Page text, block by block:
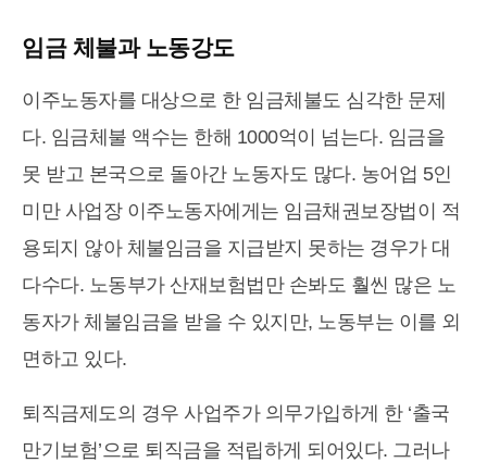
임금 체불과 노동강도
이주노동자를 대상으로 한 임금체불도 심각한 문제
다. 임금체불 액수는 한해 1000억이 넘는다. 임금을
못 받고 본국으로 돌아간 노동자도 많다. 농어업 5인
미만 사업장 이주노동자에게는 임금채권보장법이 적
용되지 않아 체불임금을 지급받지 못하는 경우가 대
다수다. 노동부가 산재보험법만 손봐도 훨씬 많은 노
동자가 체불임금을 받을 수 있지만, 노동부는 이를 외
면하고 있다.
퇴직금제도의 경우 사업주가 의무가입하게 한 ‘출국
만기보험’으로 퇴직금을 적립하게 되어있다. 그러나